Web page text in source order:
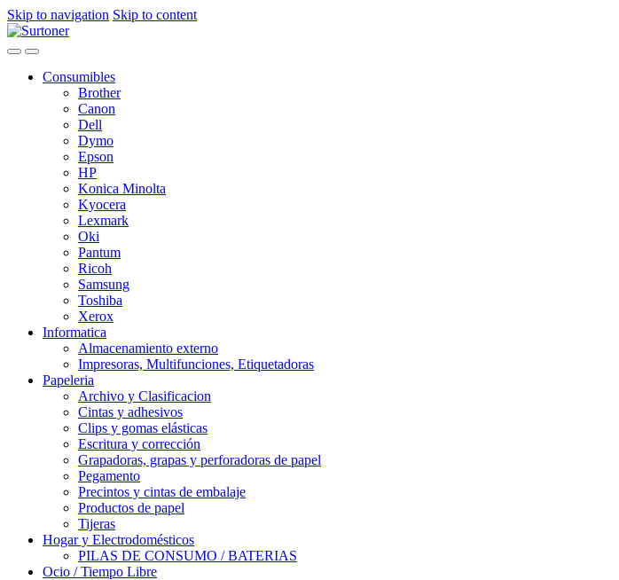
Skip to navigation Skip to content
Consumibles
Brother
Canon
Dell
Dymo
Epson
HP
Konica Minolta
Kyocera
Lexmark
Oki
Pantum
Ricoh
Samsung
Toshiba
Xerox
Informatica
Almacenamiento externo
Impresoras, Multifunciones, Etiquetadoras
Papeleria
Archivo y Clasificacion
Cintas y adhesivos
Clips y gomas elásticas
Escritura y corrección
Grapadoras, grapas y perforadoras de papel
Pegamento
Precintos y cintas de embalaje
Productos de papel
Tijeras
Hogar y Electrodomésticos
PILAS DE CONSUMO / BATERIAS
Ocio / Tiempo Libre